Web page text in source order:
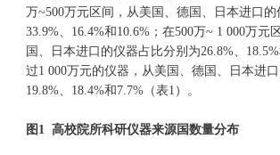
万~500万元区间，从美国、德国、日本进口
33.9%、16.4%和10.6%；在500万~ 1 000万元
国、日本进口的仪器占比分别为26.8%、
过1 000万元的仪器，从美国、德国、日本进
19.8%、18.4%和7.7%（表1）。
图1 高校院所科研仪器来源国数量分布